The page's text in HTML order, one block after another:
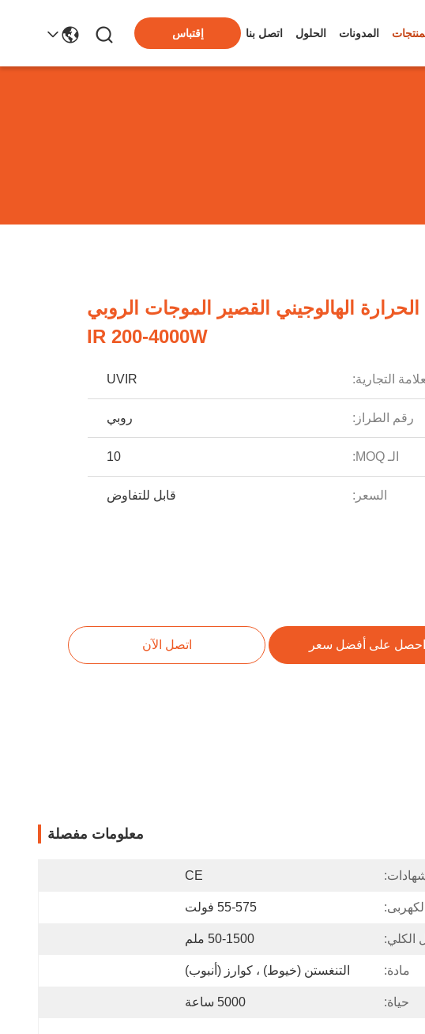
المدونات الحلول اتصل بنا إقتباس
الهالوجيني القصير الموجات الروبي
IR 200-4000W
التجارية: UVIR
رقم الطراز: روبي
الـ MOQ: 10
السعر: قابل للتفاوض
احصل على أفضل سعر اتصل الآن
معلومات مفصلة
CE
55-575 فولت
الكلي: 50-1500 ملم
مادة: التنغستن (خيوط) ، كوارز (أنبوب)
حياة: 5000 ساعة